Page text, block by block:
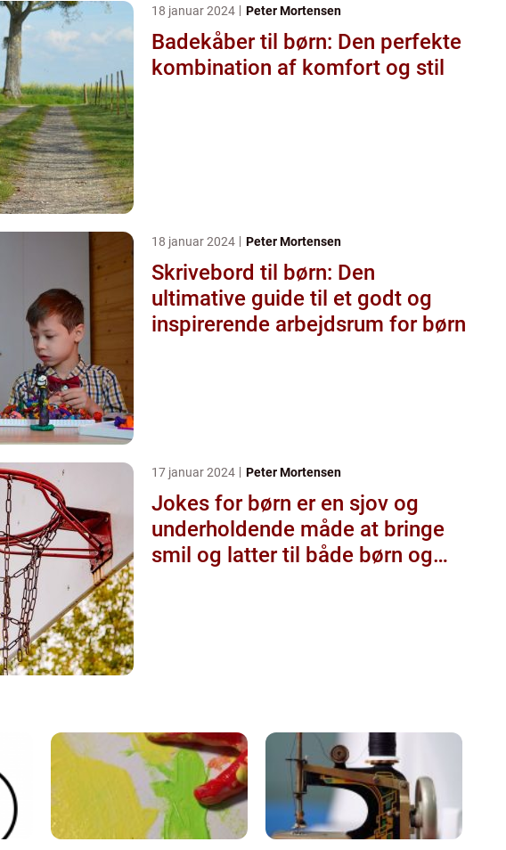
18 januar 2024 Peter Mortensen
Badekåber til børn: Den perfekte
kombination af komfort og stil
18 januar 2024 Peter Mortensen
Skrivebord til børn: Den
ultimative guide til et godt og
inspirerende arbejdsrum for børn
17 januar 2024 Peter Mortensen
Jokes for børn er en sjov og
underholdende måde at bringe
smil og latter til både børn og